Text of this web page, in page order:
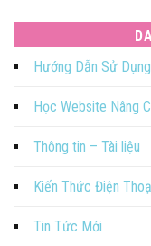
Hướng Dẫn Sử
Học Website Nâng
Thông tin – Tài liệu
Kiến Thức Điện
Tin Tức Mới